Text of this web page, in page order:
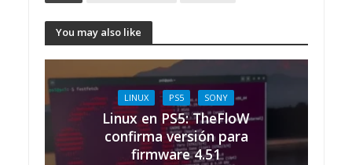
You may also like
LINUX PS5 SONY
Linux en PS5: TheFloW
confirma versión para
firmware 4.51